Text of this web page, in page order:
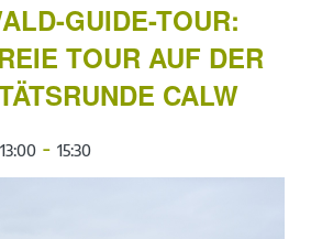
GUIDE-TOUR:
TOUR AUF DER
CALW
- 15:30